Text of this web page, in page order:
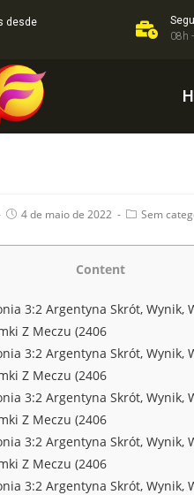
desde
08h
4 de maio de 2022 Sem
Content
3:2 Argentyna Skrót, Wynik,
Z Meczu (2406
3:2 Argentyna Skrót, Wynik,
Z Meczu (2406
3:2 Argentyna Skrót, Wynik,
Z Meczu (2406
3:2 Argentyna Skrót, Wynik,
Z Meczu (2406
3:2 Argentyna Skrót, Wynik,